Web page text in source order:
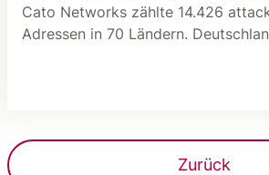
Cato Networks zählte 14.426
Adressen in 70 Ländern.
Zurück